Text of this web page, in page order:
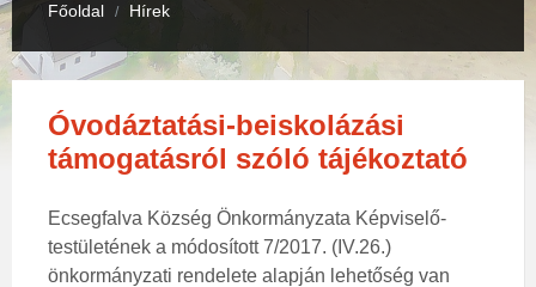
Főoldal / Hírek
Óvodáztatási-beiskolázási
támogatásról szóló tájékoztató
Ecsegfalva Község Önkormányzata Képviselő-
testületének a módosított 7/2017. (IV.26.)
önkormányzati rendelete alapján lehetőség van